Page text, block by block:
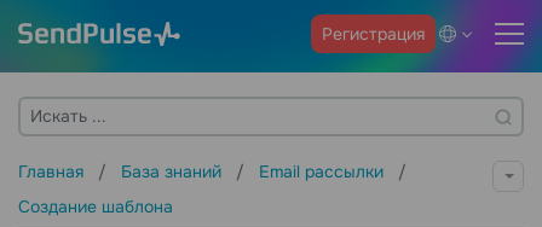
Регистрация
Главная База знаний
Email рассылки
Создание шаблона